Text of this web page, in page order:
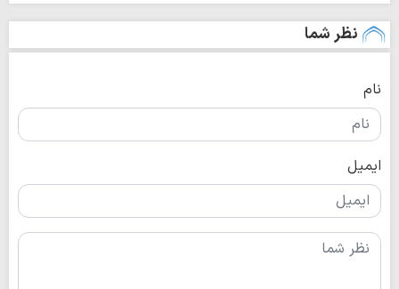
نظر شما
نام
ایمیل